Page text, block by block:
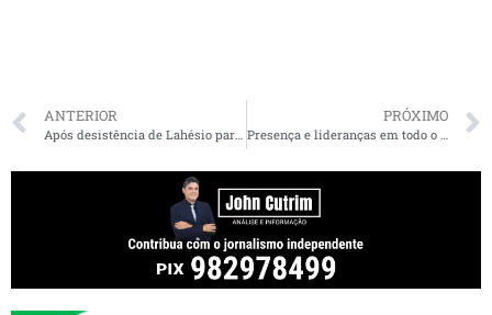
ANTERIOR
Após desistência de Lahésio para o governo, Novo diz que pode fazer aliança com outro projeto ou ter candidato próprio
PRÓXIMO
Presença e lideranças em todo o Maranhão consolidam Erlanio Xavier